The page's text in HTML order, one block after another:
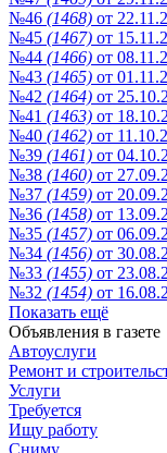
№46 (1468) от
№45 (1467) от
№44 (1466) от
№43 (1465) от
№42 (1464) от
№41 (1463) от
№40 (1462) от
№39 (1461) от
№38 (1460) от
№37 (1459) от
№36 (1458) от
№35 (1457) от
№34 (1456) от
№33 (1455) от
№32 (1454) от
Показать ещё
Объявления в газете
Автоуслуги
Ремонт и
Услуги
Требуется
Ищу работу
Сниму